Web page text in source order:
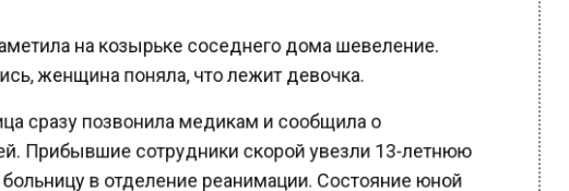
на козырьке соседнего дома шевеление.
женщина поняла, что лежит девочка.
сразу позвонила медикам и сообщила о
Прибывшие сотрудники скорой увезли 13-летнюю
в отделение реанимации. Состояние юной